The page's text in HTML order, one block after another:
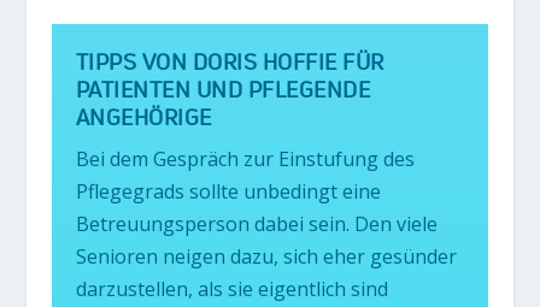
TIPPS VON DORIS HOFFIE FÜR
PATIENTEN UND PFLEGENDE
ANGEHÖRIGE
Bei dem Gespräch zur Einstufung des
Pflegegrads sollte unbedingt eine
Betreuungsperson dabei sein. Den viele
Senioren neigen dazu, sich eher gesünder
darzustellen, als sie eigentlich sind